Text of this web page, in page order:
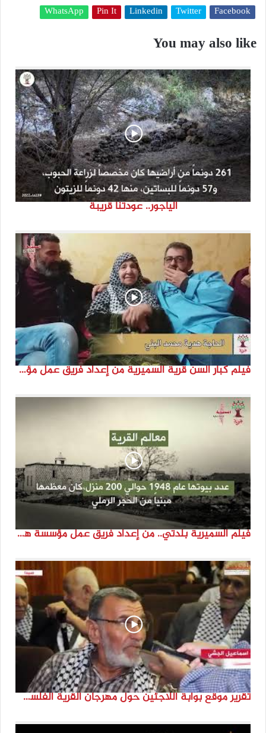
Facebook
Twitter
Linkedin
Pin It
WhatsApp
You may also like
الياجور.. عودتنا قريبة
فيلم كبار السن قرية السميرية من إعداد فريق عمل مؤسسة هوية
فيلم السميرية بلدتي.. من إعداد فريق عمل مؤسسة هوية
تقرير موقع بوابة اللاجئين حول مهرجان القرية الفلسطينية ( السميرية بلدتي)